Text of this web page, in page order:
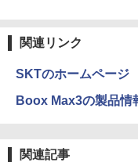
関連リンク
SKTのホームページ
Boox Max3の製品情
関連記事